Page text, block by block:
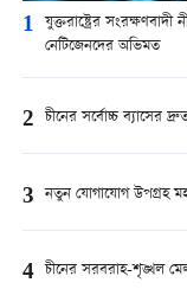
1 যুক্তরাষ্ট্রের
নেটিজেনদের অভিমত
2 চীনের সর্বোচ্চ ব্যাসের
3 নতুন যোগাযোগ উপগ্রহ
4 চীনের সরবরাহ-শৃঙ্খল